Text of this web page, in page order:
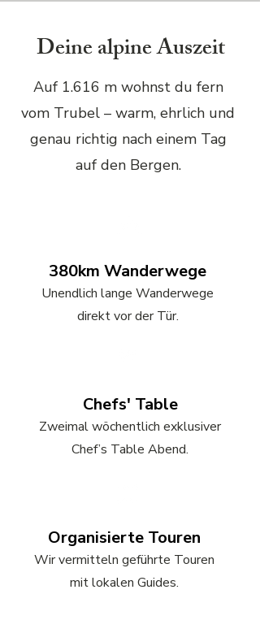
Deine alpine Auszeit
Auf 1.616 m wohnst du fern
vom Trubel – warm, ehrlich und
genau richtig nach einem Tag
auf den Bergen.
380km Wanderwege
Unendlich lange Wanderwege
direkt vor der Tür.
Chefs' Table
Zweimal wöchentlich exklusiver
Chef’s Table Abend.
Organisierte Touren
Wir vermitteln geführte Touren
mit lokalen Guides.